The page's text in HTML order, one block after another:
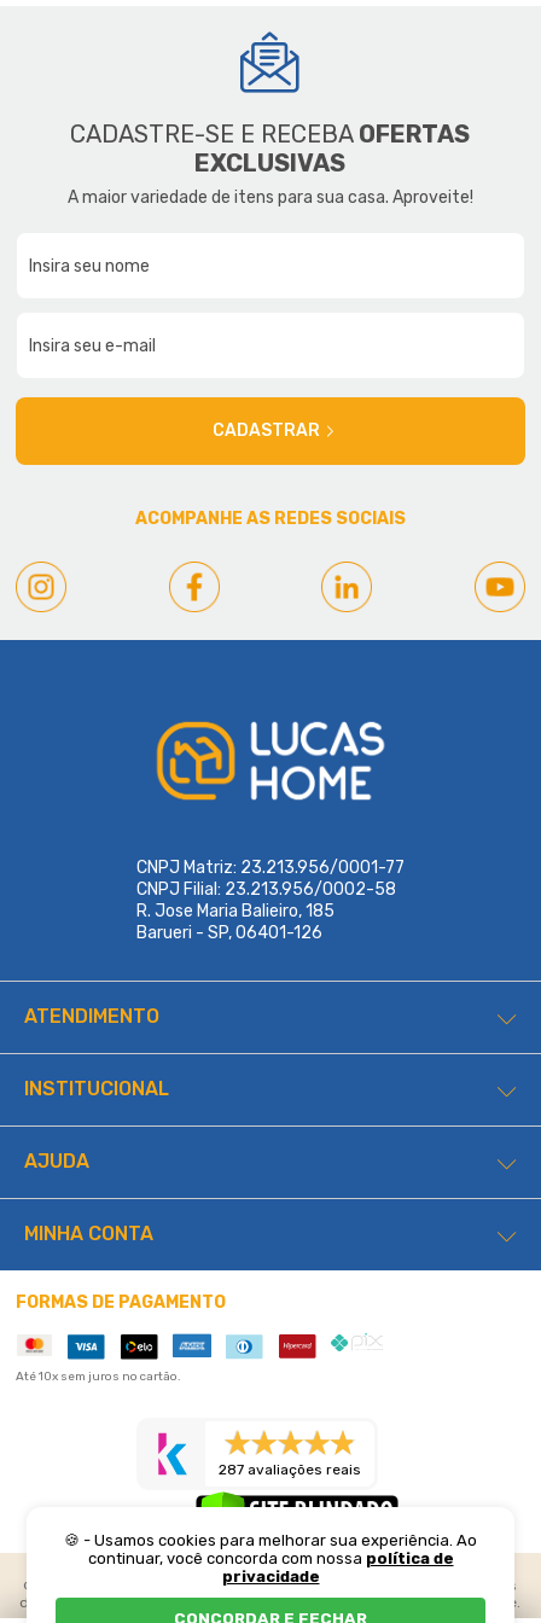
CADASTRE-SE E RECEBA OFERTAS
EXCLUSIVAS
A maior variedade de itens para sua casa. Aproveite!
CADASTRAR
ACOMPANHE AS REDES SOCIAIS
CNPJ Matriz: 23.213.956/0001-77
CNPJ Filial: 23.213.956/0002-58
R. Jose Maria Balieiro, 185
Barueri - SP, 06401-126
ATENDIMENTO
INSTITUCIONAL
AJUDA
MINHA CONTA
FORMAS DE PAGAMENTO
Até 10x sem juros no cartão.
287 avaliações reais
©2026 Lucas Home. Todos os direitos reservados. Preços e condições
de pagamento exclusivos para compras realizadas através do web site.
Os estoques são limitados e os valores podem sofrer alterações sem
🍪 - Usamos cookies para melhorar sua experiência. Ao
continuar, você concorda com nossa política de
privacidade
CONCORDAR E FECHAR